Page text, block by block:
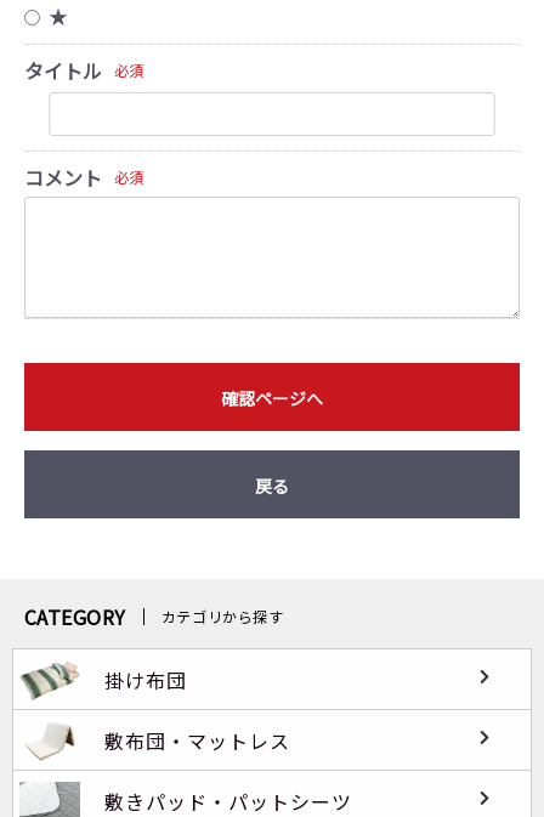
★
タイトル
必須
コメント 必須
確認ページへ
戻る
CATEGORY カテゴリから探す
掛け布団
敷布団・マットレス
敷きパッド・パットシーツ